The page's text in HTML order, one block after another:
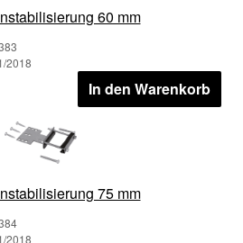
60 mm
2018
In den Warenkorb
75 mm
2018